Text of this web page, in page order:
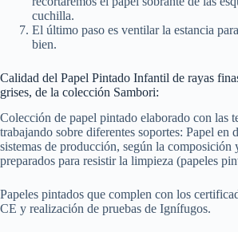
cuchilla.
El último paso es ventilar la estancia
bien.
Calidad del Papel Pintado Infantil de rayas
grises, de la colección Sambori:
Colección de papel pintado elaborado con las
trabajando sobre diferentes soportes: Papel en
sistemas de producción, según la composición
preparados para resistir la limpieza (papeles
Papeles pintados que complen con los
CE y realización de pruebas de Ignífugos.